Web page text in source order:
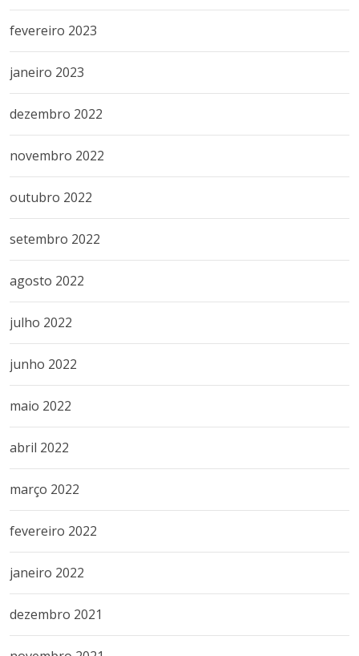
fevereiro 2023
janeiro 2023
dezembro 2022
novembro 2022
outubro 2022
setembro 2022
agosto 2022
julho 2022
junho 2022
maio 2022
abril 2022
março 2022
fevereiro 2022
janeiro 2022
dezembro 2021